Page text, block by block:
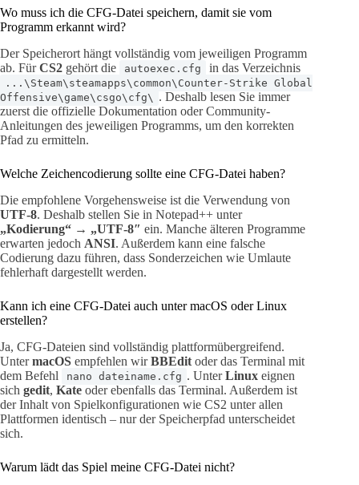
Wo muss ich die CFG-Datei speichern, damit sie vom
Programm erkannt wird?
Der Speicherort hängt vollständig vom jeweiligen Programm
ab. FürCS2 gehört die autoexec.cfg in das Verzeichnis
...\Steam\steamapps\common\Counter-Strike Global
Offensive\game\csgo\cfg\ . Deshalb lesen Sie immer
zuerst die offizielle Dokumentation oder Community-
Anleitungen des jeweiligen Programms, um den korrekten
Pfad zu ermitteln.
Welche Zeichencodierung sollte eine CFG-Datei haben?
Die empfohlene Vorgehensweise ist die Verwendung von
UTF-8. Deshalb stellen Sie in Notepad++ unter
„Kodierung“ → „UTF-8″ ein. Manche älteren Programme
erwarten jedoch ANSI. Außerdem kann eine falsche
Codierung dazu führen, dass Sonderzeichen wie Umlaute
fehlerhaft dargestellt werden.
Kann ich eine CFG-Datei auch unter macOS oder Linux
erstellen?
Ja, CFG-Dateien sind vollständig plattformübergreifend.
UntermacOS empfehlen wirBBEdit oder das Terminal mit
dem Befehl
nano dateiname.cfg . UnterLinux eignen
sich gedit, Kate oder ebenfalls das Terminal. Außerdem ist
der Inhalt von Spielkonfigurationen wie CS2 unter allen
Plattformen identisch – nur der Speicherpfad unterscheidet
sich.
Warum lädt das Spiel meine CFG-Datei nicht?